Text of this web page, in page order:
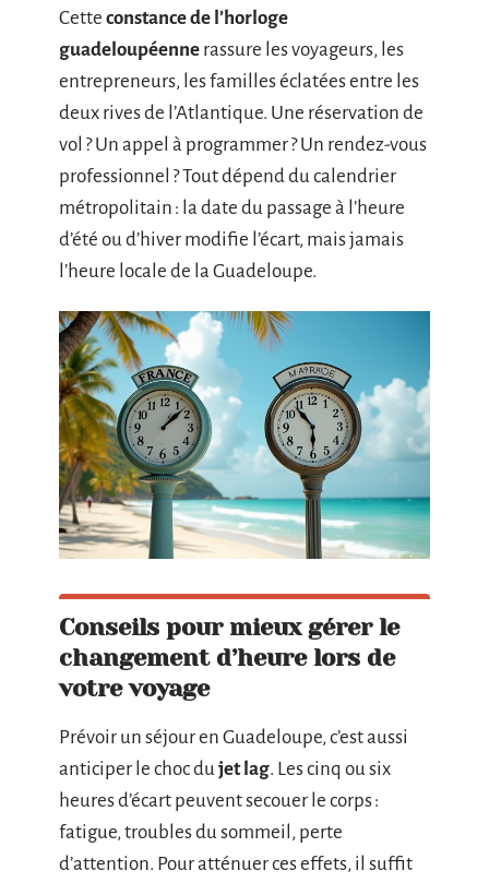
Cette constance de l’horloge
guadeloupéenne rassure les voyageurs, les
entrepreneurs, les familles éclatées entre les
deux rives de l’Atlantique. Une réservation de
vol ? Un appel à programmer ? Un rendez-vous
professionnel ? Tout dépend du calendrier
métropolitain : la date du passage à l’heure
d’été ou d’hiver modifie l’écart, mais jamais
l’heure locale de la Guadeloupe.
Conseils pour mieux gérer le
changement d’heure lors de
votre voyage
Prévoir un séjour en Guadeloupe, c’est aussi
anticiper le choc du jet lag. Les cinq ou six
heures d’écart peuvent secouer le corps :
fatigue, troubles du sommeil, perte
d’attention. Pour atténuer ces effets, il suffit